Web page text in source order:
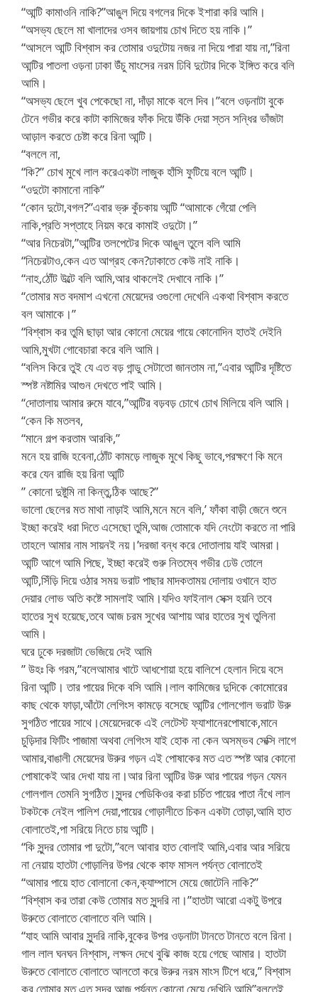
“আন্টি কামাওনি নাকি?”আঙুল দিয়ে বগলের দিকে ইশারা করি আমি।
“অসভ্য ছেলে মা খালাদের ওসব জায়গায় চোখ দিতে হয় নাকি।”
“আসলে আন্টি বিশ্বাস কর তোমার ওদুটোয় নজর না দিয়ে পারা যায় না,”রিনা
আন্টির পাতলা ওড়না ঢাকা উঁচু মাংসের নরম ঢিবি দুটোর দিকে ইঙ্গিত করে বলি
আমি।
“অসভ্য ছেলে খুব পেকেছো না, দাঁড়া মাকে বলে দিব।”বলে ওড়নাটা বুকে
টেনে গভীর করে কাটা কামিজের ফাঁক দিয়ে উঁকি দেয়া স্তন সন্ধির ভাঁজটা
আড়াল করতে চেষ্টা করে রিনা আন্টি।
“বললে না,
“কি?” চোখ মুখে লাল করেএকটা লাজুক হাঁসি ফুটিয়ে বলে আন্টি।
“ওদুটো কামানো নাকি”
“কোন দুটো,বগল?”এবার ভ্রু কুঁচকায় আন্টি “আমাকে গেঁয়ো পেলি
নাকি,প্রতি সপ্তাহে নিয়ম করে কামাই ওদুটো।”
“আর নিচেরটা,”আন্টির তলপেটের দিকে আঙুল তুলে বলি আমি
“নিচেরটাও,কেন এত আগ্রহ কেন?ঢাকাতে কেউ নাই নাকি।
“নাহ,ঠোঁট উল্টে বলি আমি,আর থাকলেই দেখাবে নাকি।”
“তোমার মত বদমাশ এখনো মেয়েদের ওগুলো দেখেনি একথা বিশ্বাস করতে
বল আমাকে।”
“বিশ্বাস কর তুমি ছাড়া আর কোনো মেয়ের গায়ে কোনোদিন হাতই দেইনি
আমি,মুখটা গোবেচারা করে বলি আমি।
“বলিস কিরে তুই যে এত বড় গান্ডু সেটাতো জানতাম না,”এবার আন্টির দৃষ্টিতে
স্পষ্ট নষ্টামির আগুন দেখতে পাই আমি।
“দোতালায় আমার রুমে যাবে,”আন্টির বড়বড় চোখে চোখ মিলিয়ে বলি আমি।
“কেন কি মতলব,
“মানে গল্প করতাম আরকি,”
মনে হয় রাজি হবেনা,ঠোঁট কামড়ে লাজুক মুখে কিছু ভাবে,পরক্ষণে কি মনে
করে যেন রাজি হয় রিনা আন্টি
” কোনো দুষ্টুমি না কিন্তু,ঠিক আছে?”
ভালো ছেলের মত মাথা নাড়াই আমি,মনে মনে বলি,’ ফাঁকা বাড়ী জেনে শুনে
ইচ্ছা করেই ধরা দিতে এসেছো তুমি,আজ তোমাকে যদি নেংটো করতে না পারি
তাহলে আমার নাম সায়নই নয়।’দরজা বন্ধ করে দোতালায় যাই আমরা।
আন্টি আগে আমি পিছে, ইচ্ছা করেই গুরু নিতম্বে গভীর ঢেউ তোলে
আন্টি,সিঁড়ি দিয়ে ওঠার সময় ভরাট পাছার মাদকতাময় দোলায় ওখানে হাত
দেয়ার লোভ অতি কষ্টে সামলাই আমি।যদিও ফাইনাল সেক্স হয়নি তবে
হাতের সুখ হয়েছে,তবে আজ চরম সুখের আশায় আর হাতের সুখ তুলিনা
আমি।
ঘরে ঢুকে দরজাটা ভেজিয়ে দেই আমি
” উহঃ কি গরম,”বলেআমার খাটে আধশোয়া হয়ে বালিশে হেলান দিয়ে বসে
রিনা আন্টি। তার পায়ের দিকে বসি আমি।লাল কামিজের দুদিকে কোমোরের
কাছ থেকে ফাড়া,আঁটো লেগিংস কামড়ে বসেছে আন্টির গোলগোল ভরাট উরু
সুগঠিত পায়ের সাথে।মেয়েদেরকে এই লেটেস্ট ফ্যাশানেরপোষাকে,মানে
চুড়িদার ফিটিং পাজামা অথবা লেগিংস যাই হোক না কেন অসম্ভব সেক্সি লাগে
আমার,বাঙালী মেয়েদের উরুর গড়ন এই পোষাকের মত এত স্পষ্ট আর কোনো
পোষাকেই আর দেখা যায় না।আর রিনা আন্টির উরু আর পায়ের গড়ন যেমন
গোলগাল তেমনি সুগঠিত।সুন্দর পেডিকিওর করা চর্চিত পায়ের পাতা নঁখে লাল
টকটকে নেইল পালিশ দেয়া,পায়ের গোড়ালীতে চিকন একটা তোড়া,আমি হাত
বোলাতেই,পা সরিয়ে নিতে চায় আন্টি।
“কি সুন্দর তোমার পা দুটো,”বলে আবার হাত বোলাই আমি,এবার আর সরিয়ে
না নেয়ায় হাতটা গোড়ালির উপর থেকে কাফ মাসল পর্যন্ত বোলাতেই
“আমার পায়ে হাত বোলানো কেন,ক্যাম্পাসে মেয়ে জোটেনি নাকি?”
“বিশ্বাস কর তারা কেউ তোমার মত সুন্দরি না।”হাতটা আরো একটু উপরে
উরুতে বোলাতে বোলাতে বলি আমি।
“যাহ আমি আবার সুন্দরি নাকি,বুকের উপর ওড়নাটা টানতে টানতে বলে রিনা।
গাল লাল ঘনঘন নিশ্বাস, লক্ষন দেখে বুঝি কাজ হয়ে গেছে আমার। হাতটা
উরুতে বোলাতে বোলাতে আলতো করে উরুর নরম মাংস টিপে ধরে,” বিশ্বাস
কর তোমার মত এত সুন্দর আজ পর্যন্ত কোনো মেয়ে দেখিনি আমি”বলতেই